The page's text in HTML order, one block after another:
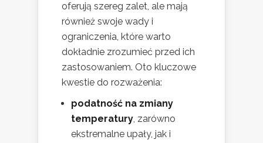
oferują szereg zalet, ale mają
również swoje wady i
ograniczenia, które warto
dokładnie zrozumieć przed ich
zastosowaniem. Oto kluczowe
kwestie do rozważenia:
podatność na zmiany
temperatury, zarówno
ekstremalne upały, jak i